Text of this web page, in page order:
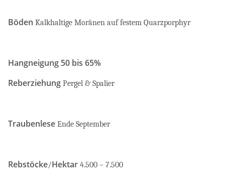
Böden Kalkhaltige Moränen auf festem Quarzporphyr
Hangneigung 50 bis 65%
Reberziehung Pergel & Spalier
Traubenlese Ende September
Rebstöcke/Hektar 4.500 – 7.500